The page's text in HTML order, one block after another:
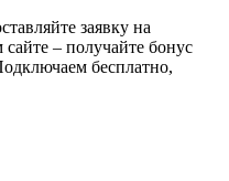
заявку на
– получайте бонус
бесплатно,